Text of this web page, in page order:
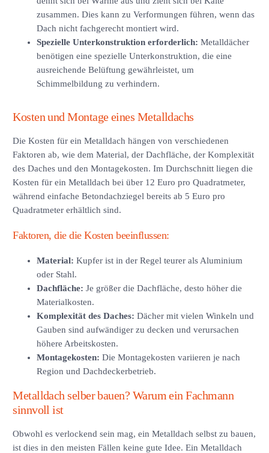
zusammen. Dies kann zu Verformungen führen, wenn das
Dach nicht fachgerecht montiert wird.
Spezielle Unterkonstruktion erforderlich: Metalldächer
benötigen eine spezielle Unterkonstruktion, die eine
ausreichende Belüftung gewährleistet, um
Schimmelbildung zu verhindern.
Kosten und Montage eines Metalldachs
Die Kosten für ein Metalldach hängen von verschiedenen
Faktoren ab, wie dem Material, der Dachfläche, der Komplexität
des Daches und den Montagekosten. Im Durchschnitt liegen die
Kosten für ein Metalldach bei über 12 Euro pro Quadratmeter,
während einfache Betondachziegel bereits ab 5 Euro pro
Quadratmeter erhältlich sind.
Faktoren, die die Kosten beeinflussen:
Material: Kupfer ist in der Regel teurer als Aluminium
oder Stahl.
Dachfläche: Je größer die Dachfläche, desto höher die
Materialkosten.
Komplexität des Daches: Dächer mit vielen Winkeln und
Gauben sind aufwändiger zu decken und verursachen
höhere Arbeitskosten.
Montagekosten: Die Montagekosten variieren je nach
Region und Dachdeckerbetrieb.
Metalldach selber bauen? Warum ein Fachmann
sinnvoll ist
Obwohl es verlockend sein mag, ein Metalldach selbst zu bauen,
ist dies in den meisten Fällen keine gute Idee. Ein Metalldach